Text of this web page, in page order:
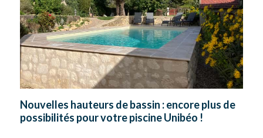
Nouvelles hauteurs de bassin : encore plus de
possibilités pour votre piscine Unibéo !